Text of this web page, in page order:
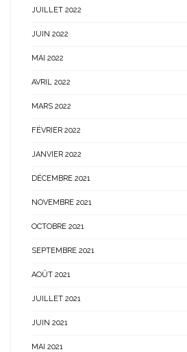
JUILLET 2022
JUIN 2022
MAI 2022
AVRIL 2022
MARS 2022
FÉVRIER 2022
JANVIER 2022
DÉCEMBRE 2021
NOVEMBRE 2021
OCTOBRE 2021
SEPTEMBRE 2021
AOÛT 2021
JUILLET 2021
JUIN 2021
MAI 2021